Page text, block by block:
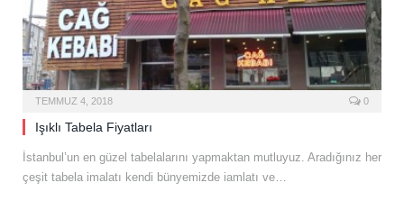
TEMMUZ 4, 2018 0
Işıklı Tabela Fiyatları
İstanbul’un en güzel tabelalarını yapmaktan mutluyuz. Aradığınız her
çeşit tabela imalatı kendi bünyemizde iamlatı ve…